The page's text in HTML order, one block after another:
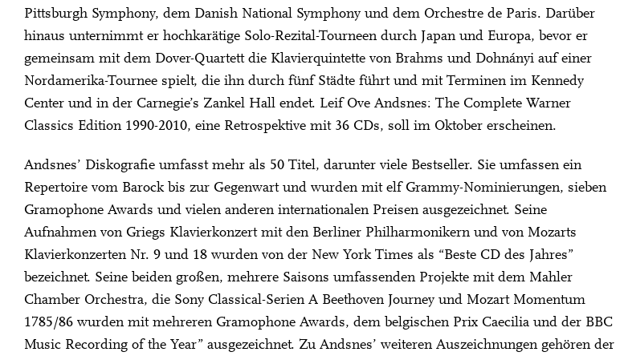
Pittsburgh Symphony, dem Danish National Symphony und dem Orchestre de Paris. Darüber
hinaus unternimmt er hochkarätige Solo-Rezital-Tourneen durch Japan und Europa, bevor er
gemeinsam mit dem Dover-Quartett die Klavierquintette von Brahms und Dohnányi auf einer
Nordamerika-Tournee spielt, die ihn durch fünf Städte führt und mit Terminen im Kennedy
Center und in der Carnegie’s Zankel Hall endet. Leif Ove Andsnes: The Complete Warner
Classics Edition 1990-2010, eine Retrospektive mit 36 CDs, soll im Oktober erscheinen.
Andsnes’ Diskografie umfasst mehr als 50 Titel, darunter viele Bestseller. Sie umfassen ein
Repertoire vom Barock bis zur Gegenwart und wurden mit elf Grammy-Nominierungen, sieben
Gramophone Awards und vielen anderen internationalen Preisen ausgezeichnet. Seine
Aufnahmen von Griegs Klavierkonzert mit den Berliner Philharmonikern und von Mozarts
Klavierkonzerten Nr. 9 und 18 wurden von der New York Times als “Beste CD des Jahres”
bezeichnet. Seine beiden großen, mehrere Saisons umfassenden Projekte mit dem Mahler
Chamber Orchestra, die Sony Classical-Serien A Beethoven Journey und Mozart Momentum
1785/86 wurden mit mehreren Gramophone Awards, dem belgischen Prix Caecilia und der BBC
Music Recording of the Year” ausgezeichnet. Zu Andsnes’ weiteren Auszeichnungen gehören der